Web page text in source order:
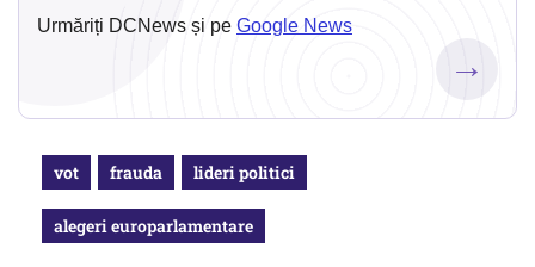
Urmăriți DCNews și pe Google News
→
vot frauda lideri politici
alegeri europarlamentare